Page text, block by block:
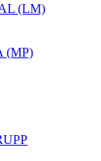
(LM)
(MP)